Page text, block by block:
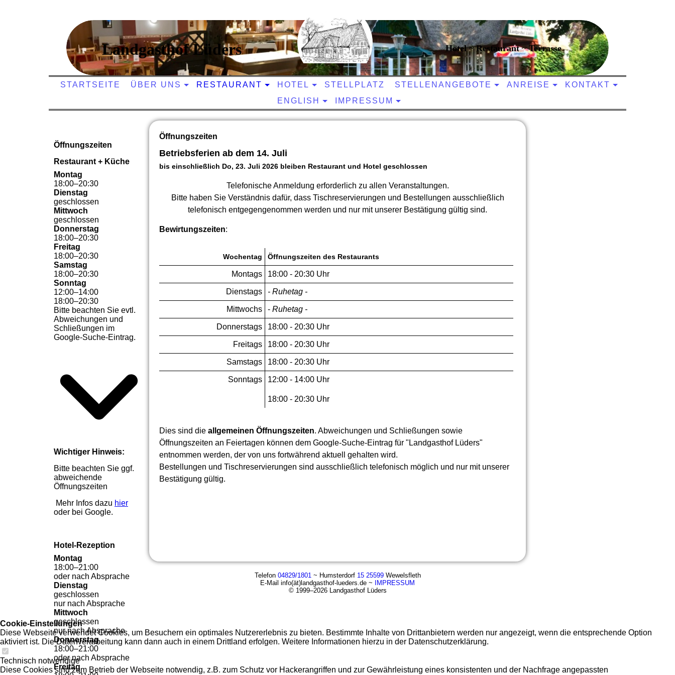
Landgasthof Lüders Hotel ~ Restaurant ~ Terrasse
STARTSEITE ÜBER UNS RESTAURANT HOTEL STELLPLATZ STELLENANGEBOTE ANREISE
KONTAKT
ENGLISH
IMPRESSUM
Öffnungszeiten
Betriebsferien ab dem 14. Juli
bis einschließlich Do, 23. Juli 2026 bleiben Restaurant und Hotel geschlossen
Telefonische Anmeldung erforderlich zu allen Veranstaltungen.
Bitte haben Sie Verständnis dafür, dass Tischreservierungen und Bestellungen ausschließlich
telefonisch entgegengenommen werden und nur mit unserer Bestätigung gültig sind.
Bewirtungszeiten:
Wochentag Öffnungszeiten des Restaurants
Montags 18:00 - 20:30 Uhr
Dienstags - Ruhetag -
Mittwochs - Ruhetag -
Donnerstags 18:00 - 20:30 Uhr
Freitags 18:00 - 20:30 Uhr
Samstags 18:00 - 20:30 Uhr
Sonntags 12:00 - 14:00 Uhr
18:00 - 20:30 Uhr
Dies sind die allgemeinen Öffnungszeiten. Abweichungen und Schließungen sowie
Öffnungszeiten an Feiertagen können dem Google-Suche-Eintrag für "Landgasthof Lüders"
entnommen werden, der von uns fortwährend aktuell gehalten wird.
Bestellungen und Tischreservierungen sind ausschließlich telefonisch möglich und nur mit unserer
Bestätigung gültig.
Telefon 04829/1801~ Humsterdorf 15 25599Wewelsfleth
E-Mail info(ät)landgasthof-lueders.de ~
IMPRESSUM
© 1999–2026 Landgasthof Lüders
Öffnungszeiten
Restaurant + Küche
Montag
18:00–20:30
Dienstag
geschlossen
Mittwoch
geschlossen
Donnerstag
18:00–20:30
Freitag
18:00–20:30
Samstag
18:00–20:30
Sonntag
12:00–14:00
18:00–20:30
Bitte beachten Sie evtl.
Abweichungen und
Schließungen im
Google-Suche-Eintrag.
Wichtiger Hinweis:
Bitte beachten Sie ggf.
abweichende
Öffnungszeiten
Mehr Infos dazu hier
oder bei Google.
Hotel-Rezeption
Montag
18:00–21:00
oder nach Absprache
Dienstag
geschlossen
nur nach Absprache
Mittwoch
geschlossen
nur nach Absprache
Donnerstag
18:00–21:00
oder nach Absprache
Freitag
Cookie-Einstellungen
Diese Webseite verwendet Cookies, um Besuchern ein optimales Nutzererlebnis zu bieten. Bestimmte Inhalte von Drittanbietern werden nur angezeigt, wenn die entsprechende Option
aktiviert ist. Die Datenverarbeitung kann dann auch in einem Drittland erfolgen. Weitere Informationen hierzu in der Datenschutzerklärung.
Technisch notwendige
Diese Cookies sind zum Betrieb der Webseite notwendig, z.B. zum Schutz vor Hackerangriffen und zur Gewährleistung eines konsistenten und der Nachfrage angepassten